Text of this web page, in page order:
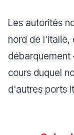
Les autorités
nord de
débarquement
cours duquel
d'autres ports